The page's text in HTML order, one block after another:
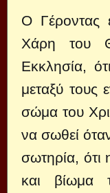
Ο Γέροντας
Χάρη του
Εκκλησία,
μεταξύ τους
σώμα του
να σωθεί
σωτηρία, ότι
και βίωμα